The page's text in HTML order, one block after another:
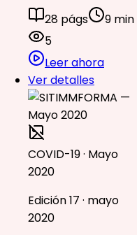
28 págs
9 min
5
Leer ahora
Ver detalles
COVID-19 · Mayo
2020
Edición 17 · mayo
2020